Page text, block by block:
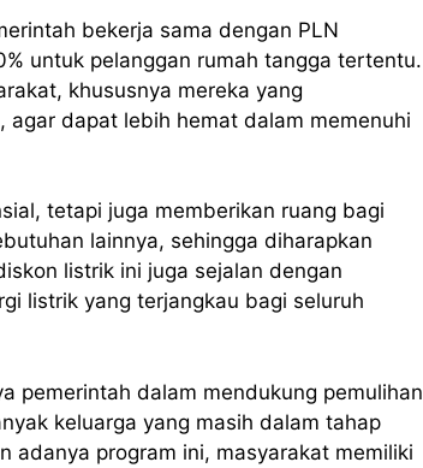
bekerja sama dengan PLN
untuk pelanggan rumah tangga tertentu.
khususnya mereka yang
dapat lebih hemat dalam memenuhi
tetapi juga memberikan ruang bagi
lainnya, sehingga diharapkan
listrik ini juga sejalan dengan
listrik yang terjangkau bagi seluruh
pemerintah dalam mendukung pemulihan
keluarga yang masih dalam tahap
adanya program ini, masyarakat memiliki